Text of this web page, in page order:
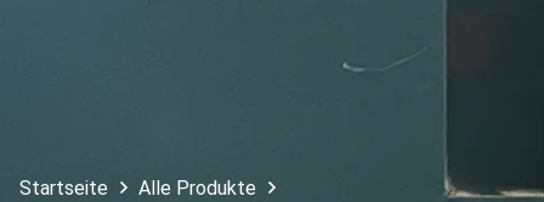
Startseite
Alle Produkte